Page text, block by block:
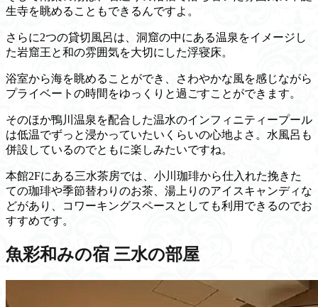
生寺を眺めることもできるんですよ。
さらに2つの貸切風呂は、洞窟の中にある温泉をイメージし
た岩窟王と和の雰囲気を大切にした浮寝床。
浴室から海を眺めることができ、さわやかな風を感じながら
プライベートの時間をゆっくりと過ごすことができます。
そのほか鴨川温泉を配合した温水のインフィニティープール
は低温でずっと浸かっていたいくらいの心地よさ。水風呂も
併設しているのでともに楽しみたいですね。
本館2Fにある三水茶房では、小川珈琲から仕入れた挽きた
ての珈琲や季節替わりのお茶、湯上りのアイスキャンディな
どがあり、コワーキングスペースとしても利用できるのでお
すすめです。
魚彩和みの宿 三水の部屋